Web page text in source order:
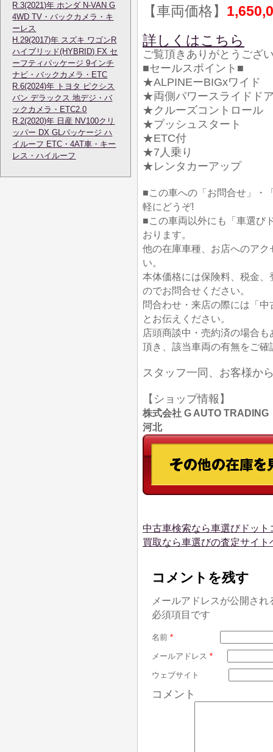
R.3(2021)年 ホンダ N-VAN G
4WD TV・バックカメラ・キ
ーレス
H.29(2017)年 スズキ ワゴンR
ハイブリッド(HYBRID) FX セ
ーフティパッケージ 9インチ
ナビ・バックカメラ・ETC
R.6(2024)年 トヨタ ピクシス
バン デラックス 地デジ・バ
ックカメラ・ETC2.0
R.2(2020)年 日産 NV100クリ
ッパー DX GLパッケージ ハ
イルーフ ETC・4AT車・キー
レス・ハイルーフ
【車両価格】
詳しくはこちら
ご覧頂きありがとうござ
■セールスポイント■
★ALPINEーBIGxワイド
★両側パワースライドド
★クルーズコントロール
★プッシュスタート
★ETC付
★7人乗り
★レンタカーアップ
■この車への「お問合せ」・
軽にどうぞ!
■この車両以外にも「車選び
おります。
他の在庫車種、お店へのア
い。
本体価格には保険料、税金
のでお問合せください。
問合わせ・来店の際には「
とお伝えください。
店頭商談中・売約済の場合
頂き、該当車両の有無をご確
スタッフ一同、お客様か
【ショップ情報】
株式会社 G AUTO
河北
中古車検索なら車選びドット
買取なら車選びの査定サイト
コメントを残す
メールアドレスが公開さ
必須項目です
名前 *
メールアドレス *
ウェブサイト
コメント